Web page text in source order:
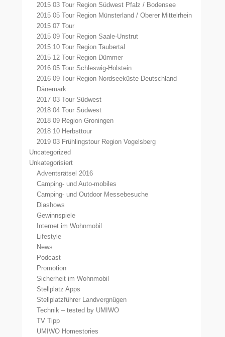
2015 03 Tour Region Südwest Pfalz / Bodensee
2015 05 Tour Region Münsterland / Oberer Mittelrhein
2015 07 Tour
2015 09 Tour Region Saale-Unstrut
2015 10 Tour Region Taubertal
2015 12 Tour Region Dümmer
2016 05 Tour Schleswig-Holstein
2016 09 Tour Region Nordseeküste Deutschland
Dänemark
2017 03 Tour Südwest
2018 04 Tour Südwest
2018 09 Region Groningen
2018 10 Herbsttour
2019 03 Frühlingstour Region Vogelsberg
Uncategorized
Unkategorisiert
Adventsrätsel 2016
Camping- und Auto-mobiles
Camping- und Outdoor Messebesuche
Diashows
Gewinnspiele
Internet im Wohnmobil
Lifestyle
News
Podcast
Promotion
Sicherheit im Wohnmobil
Stellplatz Apps
Stellplatzführer Landvergnügen
Technik – tested by UMIWO
TV Tipp
UMIWO Homestories